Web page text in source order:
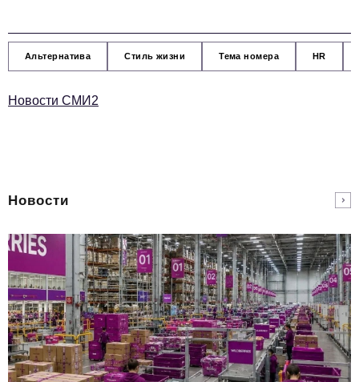
Альтернатива Стиль жизни Тема номера HR
Новости СМИ2
Новости